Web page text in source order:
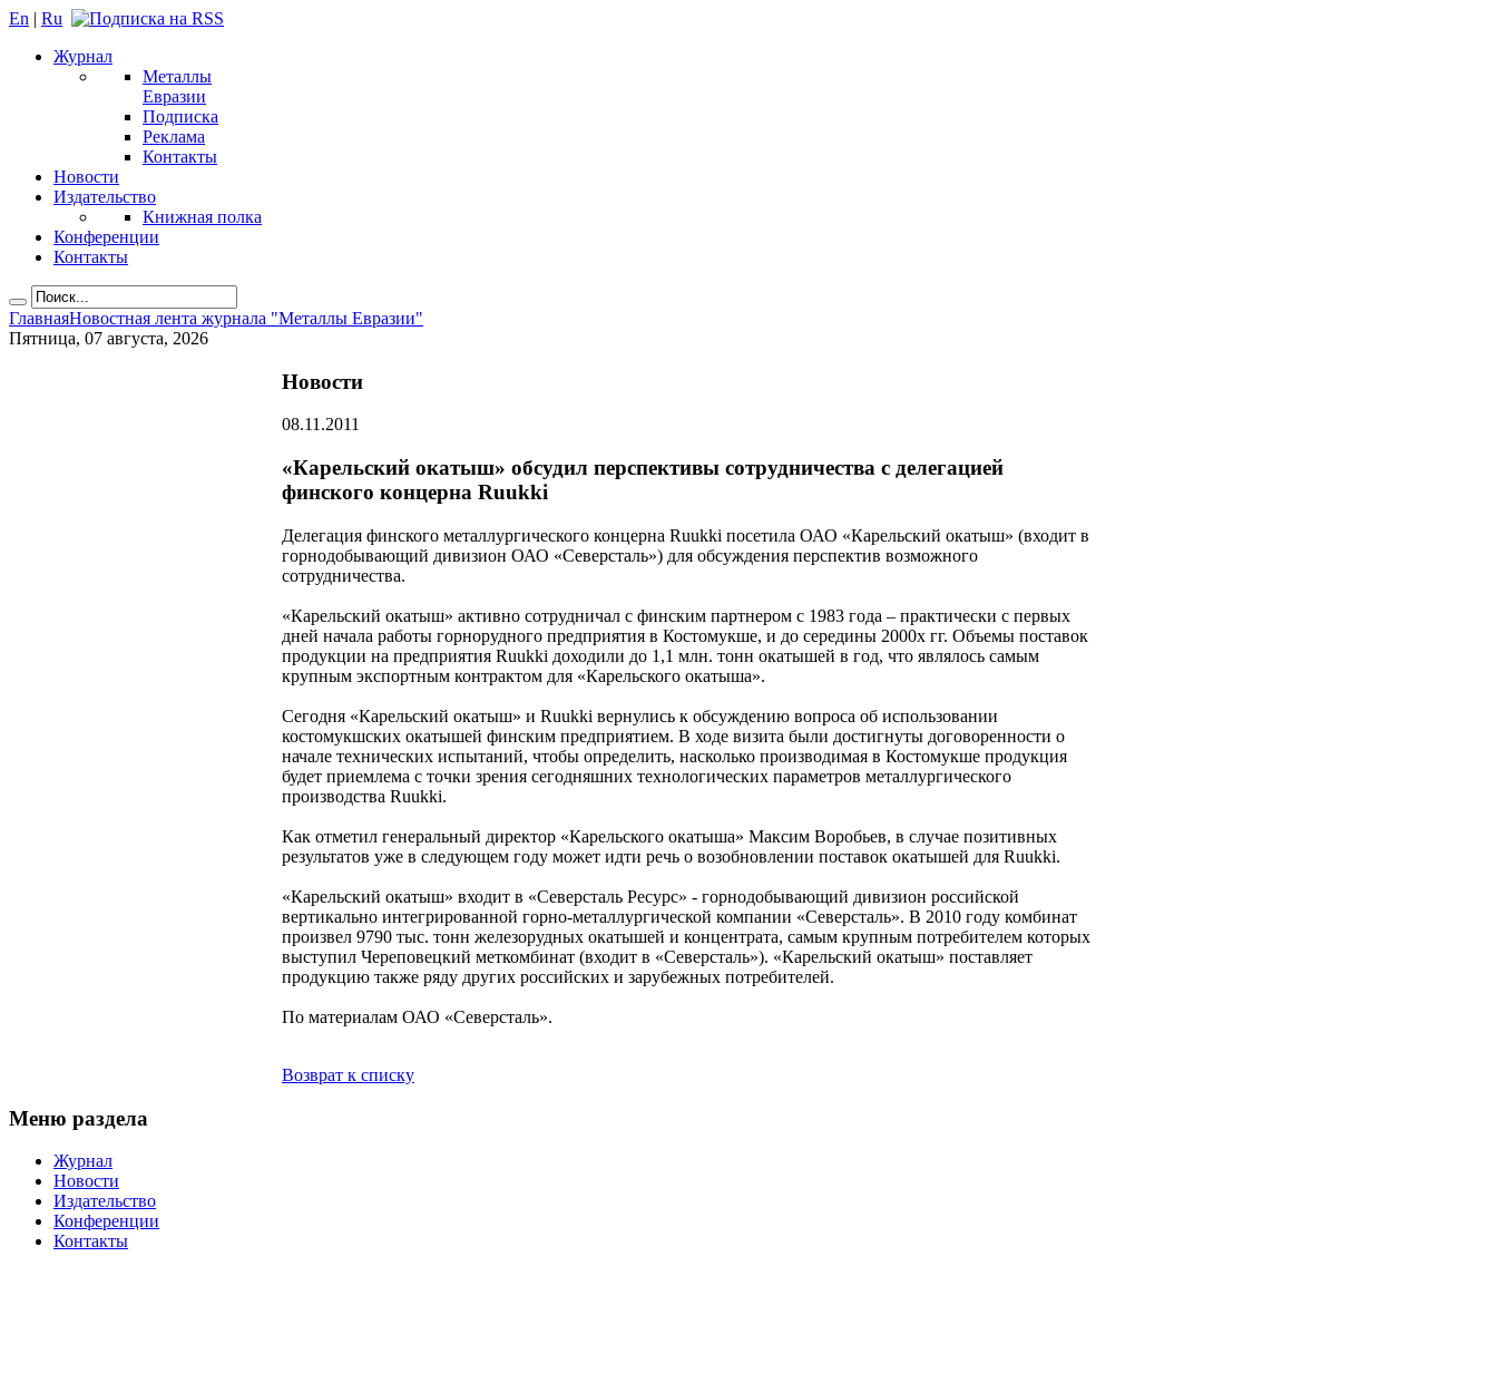
En | Ru
Журнал
Металлы
Евразии
Подписка
Реклама
Контакты
Новости
Издательство
Книжная полка
Конференции
Контакты
ГлавнаяНовостная лента журнала "Металлы Евразии"
Пятница, 07 августа, 2026
Новости
08.11.2011
«Карельский окатыш» обсудил перспективы сотрудничества с делегацией
финского концерна Ruukki
Делегация финского металлургического концерна Ruukki посетила ОАО «Карельский окатыш» (входит в
горнодобывающий дивизион ОАО «Северсталь») для обсуждения перспектив возможного
сотрудничества.
«Карельский окатыш» активно сотрудничал с финским партнером с 1983 года – практически с первых
дней начала работы горнорудного предприятия в Костомукше, и до середины 2000х гг. Объемы поставок
продукции на предприятия Ruukki доходили до 1,1 млн. тонн окатышей в год, что являлось самым
крупным экспортным контрактом для «Карельского окатыша».
Сегодня «Карельский окатыш» и Ruukki вернулись к обсуждению вопроса об использовании
костомукшских окатышей финским предприятием. В ходе визита были достигнуты договоренности о
начале технических испытаний, чтобы определить, насколько производимая в Костомукше продукция
будет приемлема с точки зрения сегодняшних технологических параметров металлургического
производства Ruukki.
Как отметил генеральный директор «Карельского окатыша» Максим Воробьев, в случае позитивных
результатов уже в следующем году может идти речь о возобновлении поставок окатышей для Ruukki.
«Карельский окатыш» входит в «Северсталь Ресурс» - горнодобывающий дивизион российской
вертикально интегрированной горно-металлургической компании «Северсталь». В 2010 году комбинат
произвел 9790 тыс. тонн железорудных окатышей и концентрата, самым крупным потребителем которых
выступил Череповецкий меткомбинат (входит в «Северсталь»). «Карельский окатыш» поставляет
продукцию также ряду других российских и зарубежных потребителей.
По материалам ОАО «Северсталь».
Возврат к списку
Меню раздела
Журнал
Новости
Издательство
Конференции
Контакты